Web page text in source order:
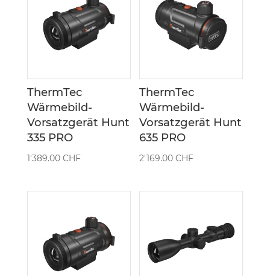
ThermTec
Wärmebild-
Vorsatzgerät Hunt
335 PRO
1'389.00 CHF
ThermTec
Wärmebild-
Vorsatzgerät Hunt
635 PRO
2'169.00CHF